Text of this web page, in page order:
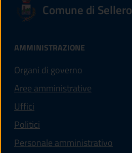
Comune di Sellero
AMMINISTRAZIONE
Organi di governo
Aree amministrative
Uffici
Politici
Personale amministrativo